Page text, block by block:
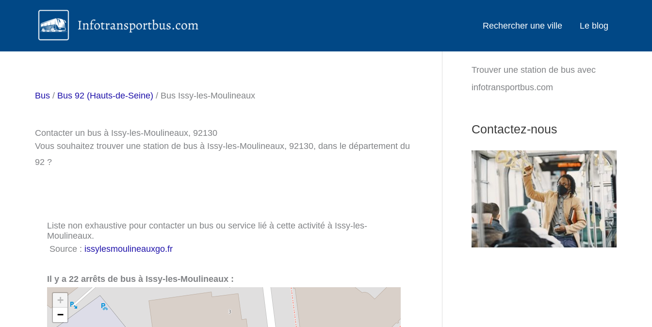
Rechercher une ville Le blog
Bus / Bus 92 (Hauts-de-Seine) / Bus Issy-les-Moulineaux
Contacter un bus à Issy-les-Moulineaux, 92130
Vous souhaitez trouver une station de bus à Issy-les-Moulineaux, 92130, dans le département du
92 ?
Liste non exhaustive pour contacter un bus ou service lié à cette activité à Issy-les-
Moulineaux.
Source : issylesmoulineauxgo.fr
Il y a 22 arrêts de bus à Issy-les-Moulineaux :
+
−
Trouver une station de bus avec
infotransportbus.com
Contactez-nous